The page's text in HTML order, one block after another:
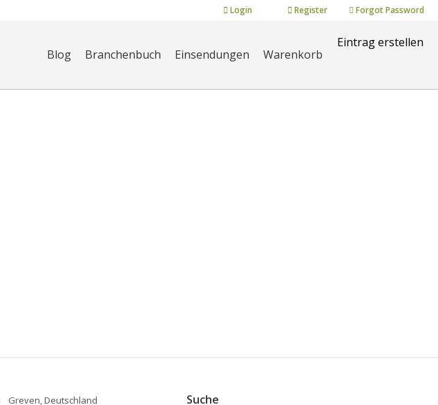
Login Register Forgot Password
Blog Branchenbuch Einsendungen Warenkorb
Eintrag erstellen
Greven, Deutschland Suche